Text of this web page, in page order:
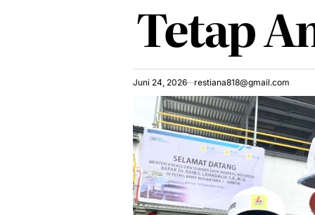
Tetap
Juni 24, 2026 restiana818@gmail.com